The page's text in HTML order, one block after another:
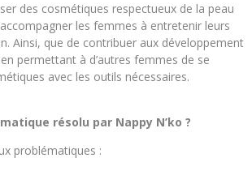
des cosmétiques respectueux de la peau
les femmes à entretenir leurs
Ainsi, que de contribuer aux développement
permettant à d’autres femmes de se
avec les outils nécessaires.
résolu par Nappy N’ko ?
problématiques :